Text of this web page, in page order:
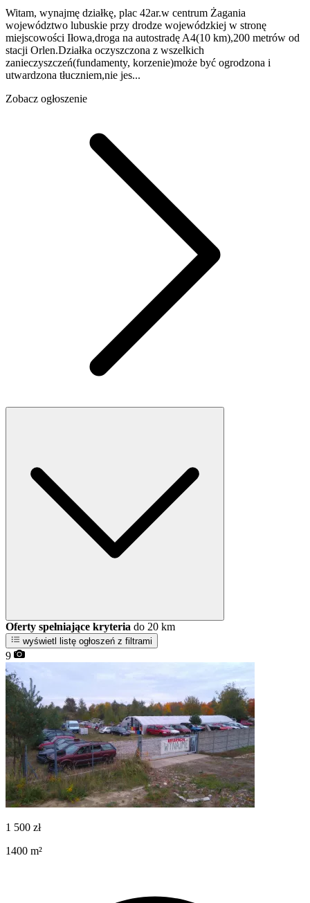
Witam, wynajmę działkę, plac 42ar.w centrum Żagania
województwo lubuskie przy drodze wojewódzkiej w stronę
miejscowości Iłowa,droga na autostradę A4(10 km),200 metrów od
stacji Orlen.Działka oczyszczona z wszelkich
zanieczyszczeń(fundamenty, korzenie)może być ogrodzona i
utwardzona tłuczniem,nie jes...
Zobacz ogłoszenie
Oferty spełniające kryteria do 20 km
wyświetl listę ogłoszeń z filtrami
9
1 500 zł
1400 m²